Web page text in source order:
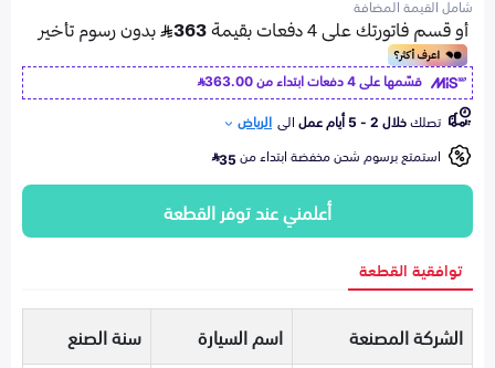
شامل القيمة المضافة
قسّمها على 4 دفعات ابتداء من
363.00
تصلكخلال 2 - 5 أيام عمل الى الرياض
استمتع برسوم شحن مخفضة ابتداء من35
أعلمني عند توفر القطعة
توافقية القطعة
الشركة المصنعة اسم السيارة
سنة الصنع